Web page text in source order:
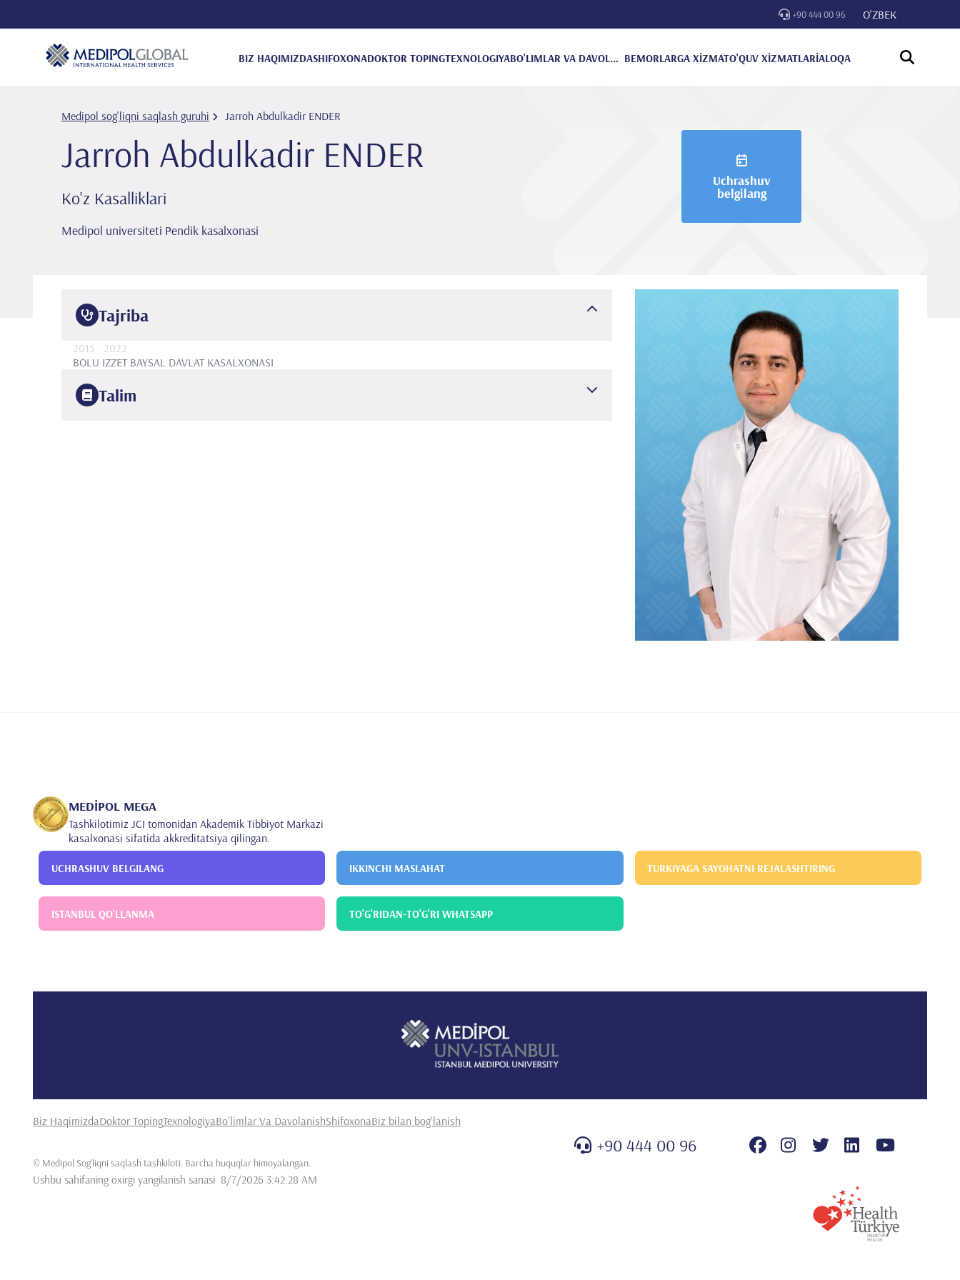
+90 444 00 96 O'ZBEK
BIZ HAQIMIZDASHIFOXONADOKTOR TOPINGTEXNOLOGIYA BO'LIMLAR VA DAVOLANISH BEMORLARGA XİZMATO'QUV XİZMATLARİALOQA
Medipol sog'liqni saqlash guruhi Jarroh Abdulkadi̇r ENDER
Jarroh Abdulkadi̇r ENDER
Ko'z Kasalliklari
Medipol universiteti Pendik kasalxonasi
Uchrashuv
belgilang
Tajriba
2015 - 2022
BOLU IZZET BAYSAL DAVLAT KASALXONASI
Talim
MEDİPOL MEGA
Tashkilotimiz JCI tomonidan Akademik Tibbiyot Markazi
kasalxonasi sifatida akkreditatsiya qilingan.
UCHRASHUV BELGILANG IKKINCHI MASLAHAT TURKIYAGA SAYOHATNI REJALASHTIRING
ISTANBUL QO'LLANMA TO'G'RIDAN-TO'G'RI WHATSAPP
Biz HaqimizdaDoktor TopingTexnologiyaBo'limlar Va DavolanishShifoxonaBiz bilan bog'lanish
© Medipol Sog'liqni saqlash tashkiloti. Barcha huquqlar himoyalangan.
Ushbu sahifaning oxirgi yangilanish sanasi 8/7/2026 3:42:28 AM
+90 444 00 96